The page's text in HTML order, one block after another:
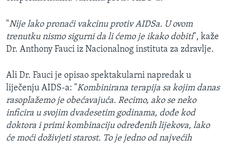
"Nije lako pronaći vakcinu protiv AIDSa. U ovom
trenutku nismo sigurni da li ćemo je ikako dobiti", kaže
Dr. Anthony Fauci iz Nacionalnog instituta za zdravlje.
Ali Dr. Fauci je opisao spektakularni napredak u
liječenju AIDS-a: "Kombinirana terapija sa kojim danas
rasoplažemo je obećavajuća. Recimo, ako se neko
inficira u svojim dvadesetim godinama, dođe kod
doktora i primi kombinaciju određenih lijekova, lako
će moći doživjeti starost. To je jedno od najvećih